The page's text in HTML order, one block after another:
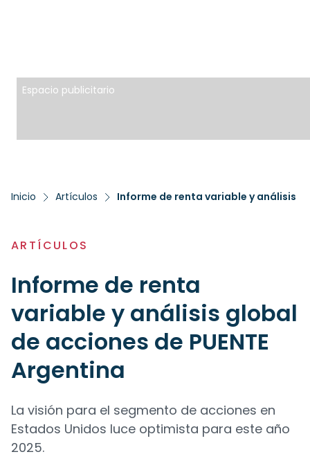
Espacio publicitario
Inicio Artículos Informe de renta variable y análisis
ARTÍCULOS
Informe de renta
variable y análisis global
de acciones de PUENTE
Argentina
La visión para el segmento de acciones en
Estados Unidos luce optimista para este año
2025.